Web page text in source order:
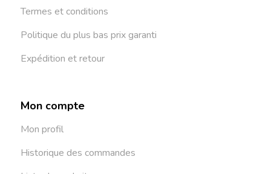
Termes et conditions
Politique du plus bas prix garanti
Expédition et retour
Mon compte
Mon profil
Historique des commandes